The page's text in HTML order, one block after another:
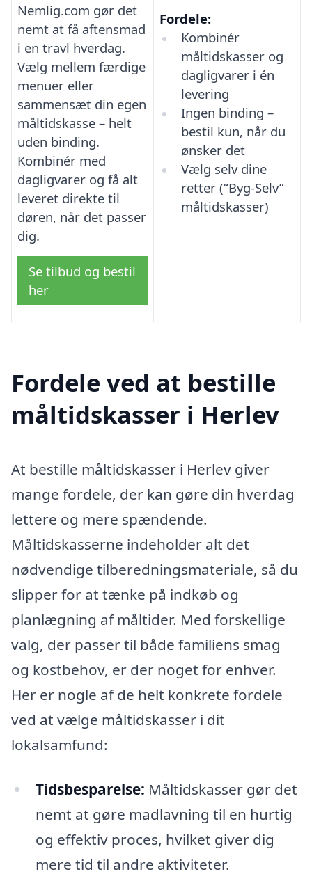
Nemlig.com gør det
nemt at få aftensmad
i en travl hverdag.
Vælg mellem færdige
menuer eller
sammensæt din egen
måltidskasse – helt
uden binding.
Kombinér med
dagligvarer og få alt
leveret direkte til
døren, når det passer
dig.
Se tilbud og bestil
her
Fordele:
Kombinér
måltidskasser og
dagligvarer i én
levering
Ingen binding –
bestil kun, når du
ønsker det
Vælg selv dine
retter (“Byg-Selv”
måltidskasser)
Fordele ved at bestille
måltidskasser i Herlev
At bestille måltidskasser i Herlev giver
mange fordele, der kan gøre din hverdag
lettere og mere spændende.
Måltidskasserne indeholder alt det
nødvendige tilberedningsmateriale, så du
slipper for at tænke på indkøb og
planlægning af måltider. Med forskellige
valg, der passer til både familiens smag
og kostbehov, er der noget for enhver.
Her er nogle af de helt konkrete fordele
ved at vælge måltidskasser i dit
lokalsamfund:
Tidsbesparelse: Måltidskasser gør det
nemt at gøre madlavning til en hurtig
og effektiv proces, hvilket giver dig
mere tid til andre aktiviteter.